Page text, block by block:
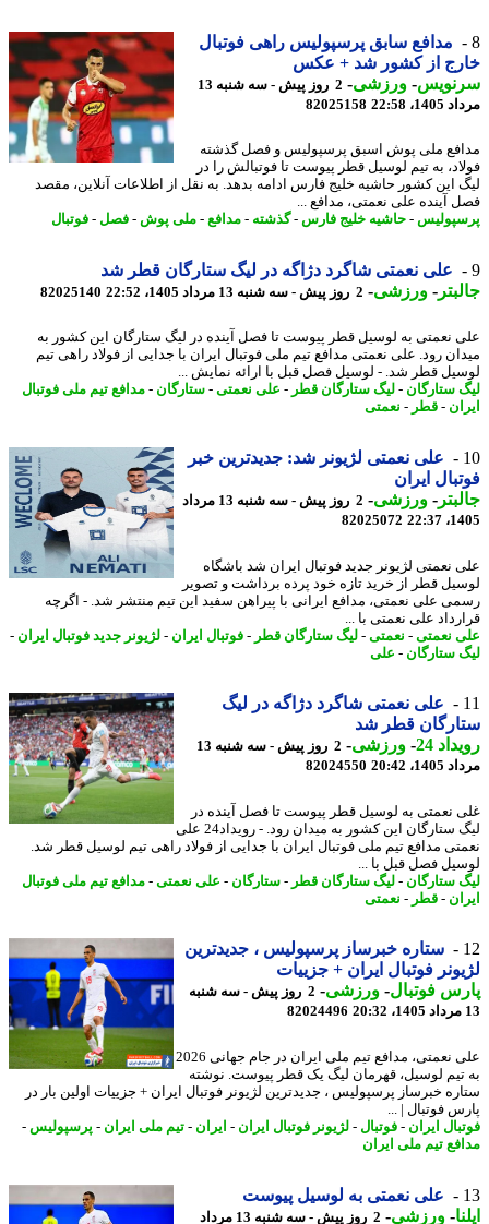
مدافع سابق پرسپولیس راهی فوتبال
از کشور شد + عکس
-ورزشی-
2 روز پیش - سه شنبه 13
22:58
82025158
ملی پوش اسبق پرسپولیس و فصل گذشته
به تیم لوسیل قطر پیوست تا فوتبالش را در
این کشور حاشیه خلیج فارس ادامه بدهد. به نقل از اطلاعات آنلاین، مقصد
آینده علی نعمتی، مدافع ...
-حاشیه خلیج فارس-گذشته-مدافع- ملی پوش-فصل-فوتبال
علی نعمتی شاگرد دژاگه در لیگ ستارگان قطر شد
-ورزشی-2 روز پیش - سه شنبه 13 مرداد 1405، 22:52 82025140
نعمتی به لوسیل قطر پیوست تا فصل آینده در لیگ ستارگان این کشور به
رود. علی نعمتی مدافع تیم ملی فوتبال ایران با جدایی از فولاد راهی تیم
قطر شد. - لوسیل فصل قبل با ارائه نمایش ...
ستارگان -لیگ ستارگان قطر -علی نعمتی-ستارگان -مدافع تیم ملی فوتبال
- قطر -نعمتی
علی نعمتی لژیونر شد: جدیدترین خبر
ایران
-ورزشی-
2 روز پیش - سه شنبه 13 مرداد
82025072
نعمتی لژیونر جدید فوتبال ایران شد باشگاه
قطر از خرید تازه خود پرده برداشت و تصویر
علی نعمتی، مدافع ایرانی با پیراهن سفید این تیم منتشر شد. - اگرچه
علی نعمتی با ...
نعمتی-نعمتی-لیگ ستارگان قطر -فوتبال ایران - لژیونر جدید فوتبال ایران -
ستارگان -علی
علی نعمتی شاگرد دژاگه در لیگ
قطر شد
24
-ورزشی-
2 روز پیش - سه شنبه 13
20:42
82024550
نعمتی به لوسیل قطر پیوست تا فصل آینده در
لیگ ستارگان این کشور به میدان رود. - رویداد24 علی
مدافع تیم ملی فوتبال ایران با جدایی از فولاد راهی تیم لوسیل قطر شد.
فصل قبل با ...
ستارگان -لیگ ستارگان قطر -ستارگان -علی نعمتی-مدافع تیم ملی فوتبال
- قطر -نعمتی
ستاره خبرساز پرسپولیس ، جدیدترین
فوتبال ایران + جزییات
فوتبال-ورزشی-
2 روز پیش - سه شنبه
82024496
علی نعمتی، مدافع تیم ملی ایران در جام جهانی 2026
لوسیل، قهرمان لیگ یک قطر پیوست. نوشته
خبرساز پرسپولیس ، جدیدترین لژیونر فوتبال ایران + جزییات اولین بار در
فوتبال | ...
ایران - فوتبال-لژیونر فوتبال ایران - ایران - تیم ملی ایران - پرسپولیس-
تیم ملی ایران
علی نعمتی به لوسیل پیوست
-ورزشی-
2 روز پیش - سه شنبه 13 مرداد